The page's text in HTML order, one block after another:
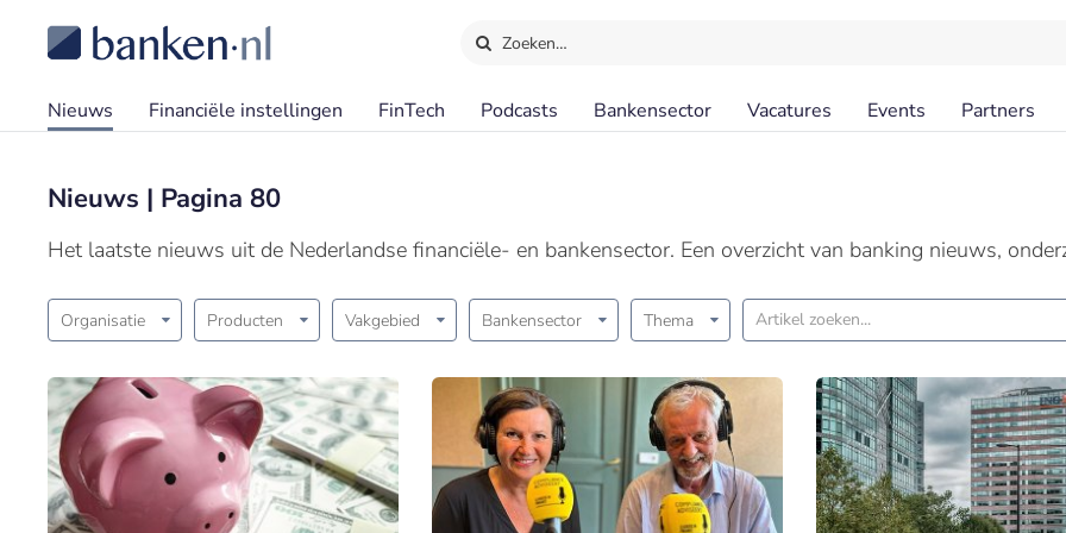
Zoeken…
Nieuws Financiële instellingen FinTech Podcasts Bankensector Vacatures Events Partners
Nieuws | Pagina 80
Het laatste nieuws uit de Nederlandse financiële- en bankensector. Een overzicht van banking nieuws,
Organisatie Producten Vakgebied Bankensector Thema